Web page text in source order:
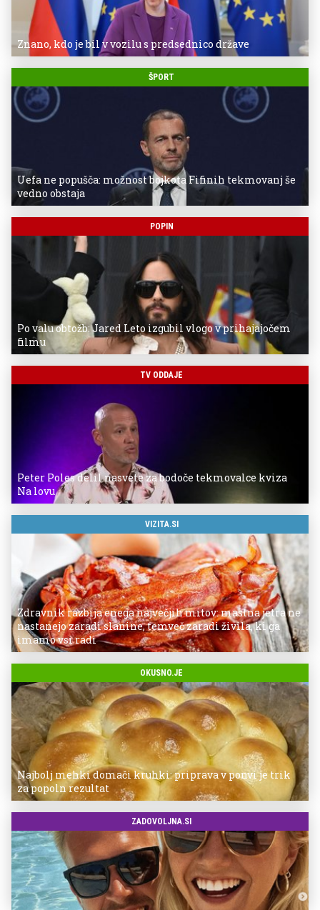
Znano, kdo je bil v vozilu s predsednico države
ŠPORT
Uefa ne popušča: možnost bojkota Fifinih tekmovanj še
vedno obstaja
POPIN
Po valu obtožb: Jared Leto izgubil vlogo v prihajajočem
filmu
TV ODDAJE
Peter Poles delil nasvete za bodoče tekmovalce kviza
Na lovu
VIZITA.SI
Zdravnik razbija enega največjih mitov: mastna jetra ne
nastanejo zaradi slanine, temveč zaradi živila, ki ga
imamo vsi radi
OKUSNO.JE
Najbolj mehki domači kruhki: priprava v ponvi je trik
za popoln rezultat
ZADOVOLJNA.SI